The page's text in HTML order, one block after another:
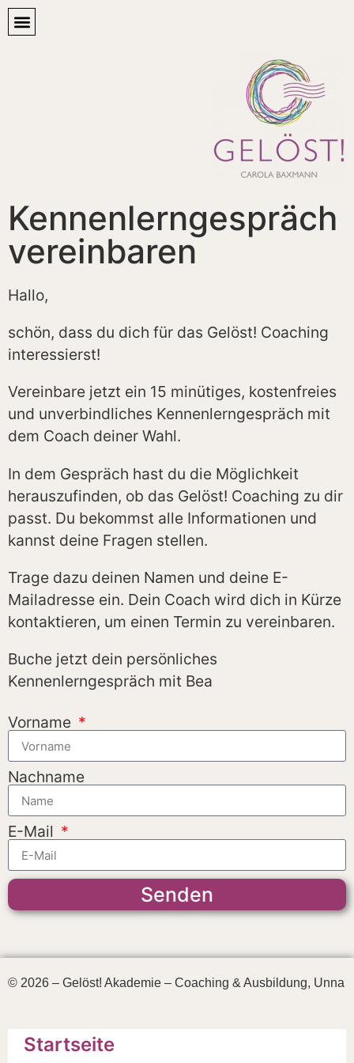
Kennenlerngespräch
vereinbaren
Hallo,
schön, dass du dich für das Gelöst! Coaching
interessierst!
Vereinbare jetzt ein 15 minütiges, kostenfreies
und unverbindliches Kennenlerngespräch mit
dem Coach deiner Wahl.
In dem Gespräch hast du die Möglichkeit
herauszufinden, ob das Gelöst! Coaching zu dir
passt. Du bekommst alle Informationen und
kannst deine Fragen stellen.
Trage dazu deinen Namen und deine E-
Mailadresse ein. Dein Coach wird dich in Kürze
kontaktieren, um einen Termin zu vereinbaren.
Buche jetzt dein persönliches
Kennenlerngespräch mit Bea
Vorname
Nachname
E-Mail
Senden
© 2026 – Gelöst! Akademie – Coaching & Ausbildung, Unna
Startseite